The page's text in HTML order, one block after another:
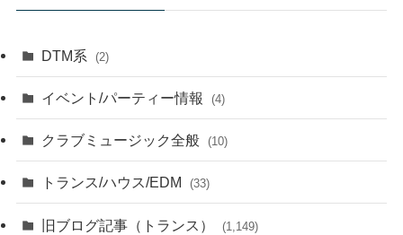
DTM系 (2)
イベント/パーティー情報 (4)
クラブミュージック全般 (10)
トランス/ハウス/EDM (33)
旧ブログ記事（トランス） (1,149)